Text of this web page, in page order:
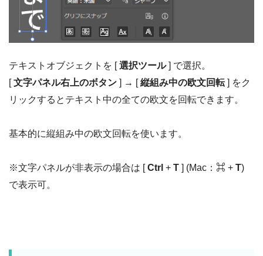
テキストオブジェクトを [選択ツール] で選択。
[文字パネル右上のボタン ] → [縦組み中の欧文回転] をク
リックするとテキスト中の全ての欧文を回転できます。
基本的に縦組み中の欧文回転を使います。
※文字パネルが非表示の場合は [Ctrl + T ] (Mac：⌘ + T)
で表示可。